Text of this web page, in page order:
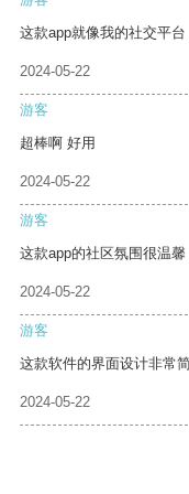
这款app就像我的社交平
2024-05-22
游客
超棒啊 好用
2024-05-22
游客
这款app的社区氛围很温馨
2024-05-22
游客
这款软件的界面设计非常
2024-05-22